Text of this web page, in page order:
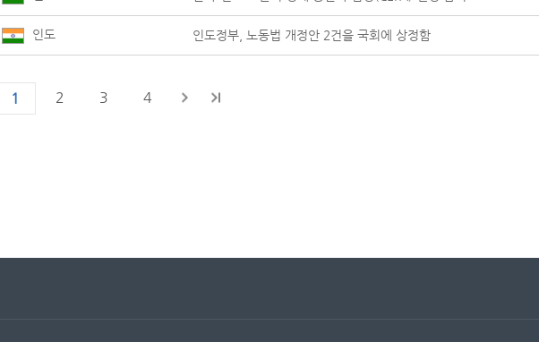
인도 인도정부, 노동법 개정안 2건을 국회에 상정함
1 2 3 4